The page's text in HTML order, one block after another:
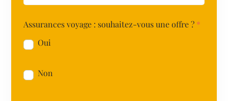
Assurances voyage : souhaitez-vous une offre ? *
Oui
Non